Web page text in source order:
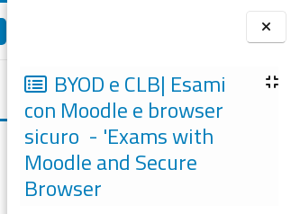
Блоки
BYOD e CLB| Esami
con Moodle e browser
sicuro - 'Exams with
Moodle and Secure
Browser